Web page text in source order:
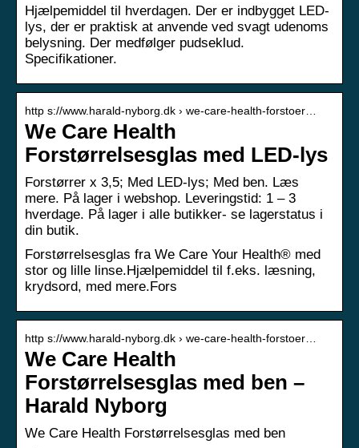
Hjælpemiddel til hverdagen. Der er indbygget LED-
lys, der er praktisk at anvende ved svagt udenoms
belysning. Der medfølger pudseklud.
Specifikationer.
http s://www.harald-nyborg.dk › we-care-health-forstoer…
We Care Health
Forstørrelsesglas med LED-lys
Forstørrer x 3,5; Med LED-lys; Med ben. Læs
mere. På lager i webshop. Leveringstid: 1 – 3
hverdage. På lager i alle butikker- se lagerstatus i
din butik.
Forstørrelsesglas fra We Care Your Health® med
stor og lille linse.Hjælpemiddel til f.eks. læsning,
krydsord, med mere.Fors
http s://www.harald-nyborg.dk › we-care-health-forstoer…
We Care Health
Forstørrelsesglas med ben –
Harald Nyborg
We Care Health Forstørrelsesglas med ben